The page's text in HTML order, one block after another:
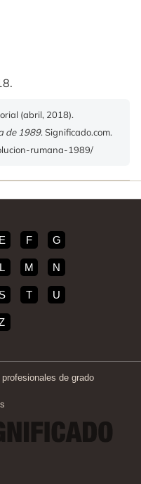
(abril, 2018).
de 1989. Significado.com.
rumana-1989/
E F G
L M N
S T U
de grado